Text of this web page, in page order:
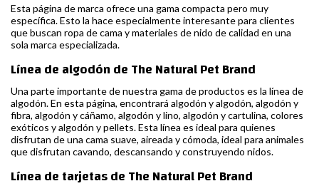
Esta página de marca ofrece una gama compacta pero muy
específica. Esto la hace especialmente interesante para clientes
que buscan ropa de cama y materiales de nido de calidad en una
sola marca especializada.
Línea de algodón de The Natural Pet Brand
Una parte importante de nuestra gama de productos es la línea de
algodón. En esta página, encontrará algodón y algodón, algodón y
fibra, algodón y cáñamo, algodón y lino, algodón y cartulina, colores
exóticos y algodón y pellets. Esta línea es ideal para quienes
disfrutan de una cama suave, aireada y cómoda, ideal para animales
que disfrutan cavando, descansando y construyendo nidos.
Línea de tarjetas de The Natural Pet Brand